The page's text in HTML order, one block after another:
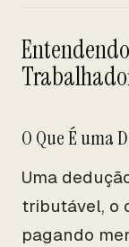
O Que É uma
Uma
tributável, o
pagando